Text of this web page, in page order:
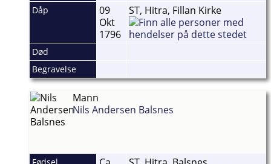
Dåp
09
Okt
1796
ST, Hitra, Fillan Kirke
Død
Begravelse
Mann
Nils Andersen Balsnes